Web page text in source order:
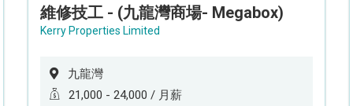
維修技工 - (九龍灣商場- Megabox)
Kerry Properties Limited
九龍灣
21,000 - 24,000 / 月薪